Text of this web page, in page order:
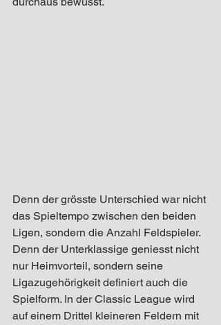
Denn der grösste Unterschied war nicht
das Spieltempo zwischen den beiden
Ligen, sondern die Anzahl Feldspieler.
Denn der Unterklassige geniesst nicht
nur Heimvorteil, sondern seine
Ligazugehörigkeit definiert auch die
Spielform. In der Classic League wird
auf einem Drittel kleineren Feldern mit